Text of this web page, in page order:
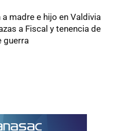
a madre e hijo en Valdivia
a Fiscal y tenencia de
guerra